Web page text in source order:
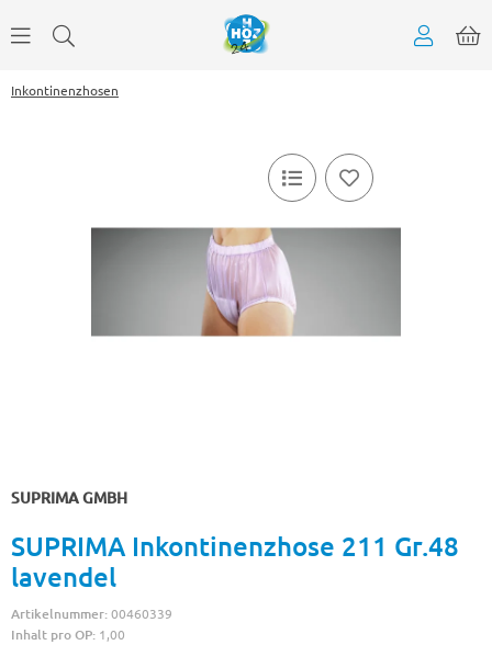
Inkontinenzhosen
SUPRIMA GMBH
SUPRIMA Inkontinenzhose 211 Gr.48
lavendel
Artikelnummer:00460339
Inhalt pro OP: 1,00